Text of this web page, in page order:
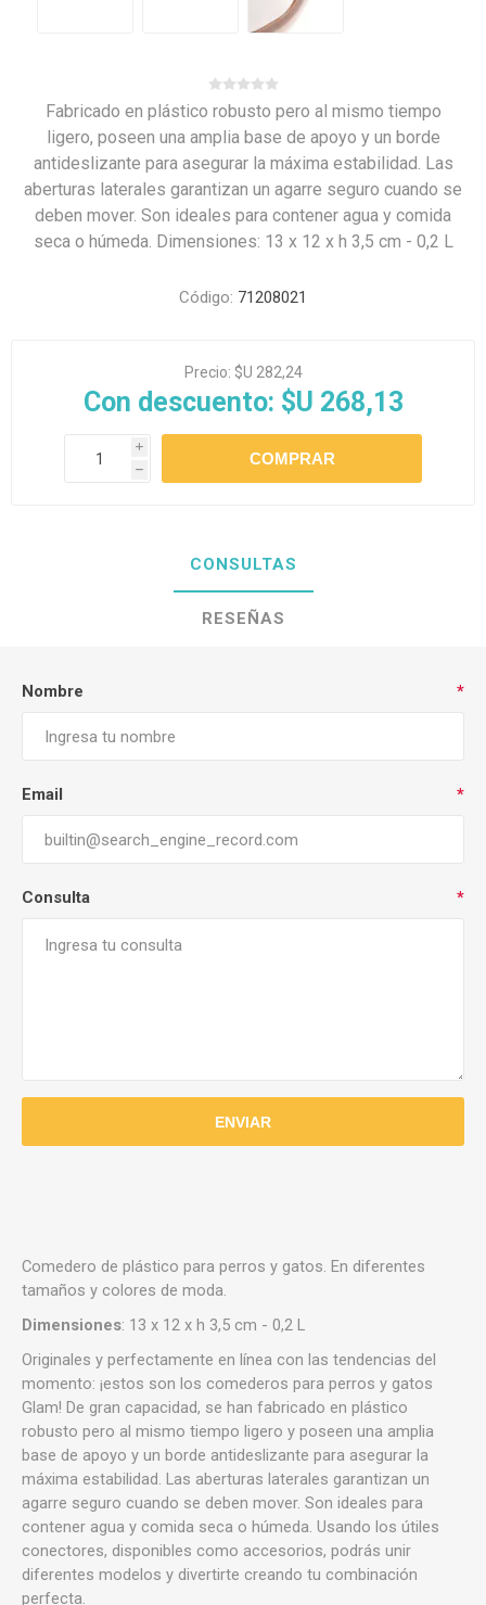
Fabricado en plástico robusto pero al mismo tiempo
ligero, poseen una amplia base de apoyo y un borde
antideslizante para asegurar la máxima estabilidad. Las
aberturas laterales garantizan un agarre seguro cuando se
deben mover. Son ideales para contener agua y comida
seca o húmeda. Dimensiones: 13 x 12 x h 3,5 cm - 0,2 L
Código: 71208021
Precio: $U 282,24
Con descuento: $U 268,13
i
h
CONSULTAS
RESEÑAS
Nombre *
Email *
Consulta *
Comedero de plástico para perros y gatos. En diferentes
tamaños y colores de moda.
Dimensiones: 13 x 12 x h 3,5 cm - 0,2 L
Originales y perfectamente en línea con las tendencias del
momento: ¡estos son los comederos para perros y gatos
Glam! De gran capacidad, se han fabricado en plástico
robusto pero al mismo tiempo ligero y poseen una amplia
base de apoyo y un borde antideslizante para asegurar la
máxima estabilidad. Las aberturas laterales garantizan un
agarre seguro cuando se deben mover. Son ideales para
contener agua y comida seca o húmeda. Usando los útiles
conectores, disponibles como accesorios, podrás unir
diferentes modelos y divertirte creando tu combinación
perfecta.